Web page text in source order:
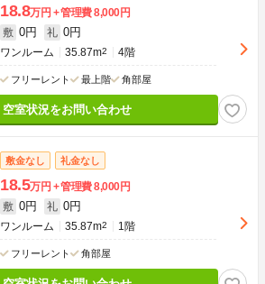
18.8万円 管理費8,000円
敷 0円 礼 0円
ワンルーム 35.87m2 4階
フリーレント 最上階 角部屋
空室状況をお問い合わせ
敷金なし 礼金なし
18.5万円 管理費8,000円
敷 0円 礼 0円
ワンルーム 35.87m2 1階
フリーレント 角部屋